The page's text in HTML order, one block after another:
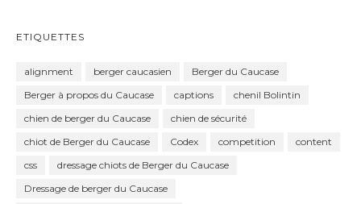
ETIQUETTES
alignment berger caucasien
Berger du Caucase
Berger à propos du Caucase
captions
chenil Bolintin
chien de berger du Caucase
chien de sécurité
chiot de Berger du Caucase
Codex competition
content
css
dressage chiots de Berger du Caucase
Dressage de berger du Caucase